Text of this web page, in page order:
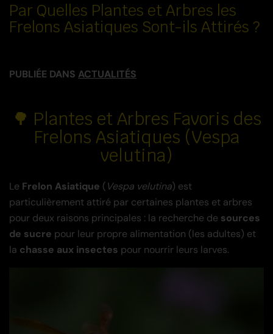
Par Quelles Plantes et Arbres les
Frelons Asiatiques Sont-ils Attirés ?
PUBLIÉE DANS ACTUALITÉS
🌳 Plantes et Arbres Favoris des
Frelons Asiatiques (Vespa
velutina)
Le Frelon Asiatique (Vespa velutina) est
particulièrement attiré par certaines plantes et arbres
pour deux raisons principales : la recherche de sources
de sucre pour leur propre alimentation (les adultes) et
la chasse aux insectes pour nourrir leurs larves.